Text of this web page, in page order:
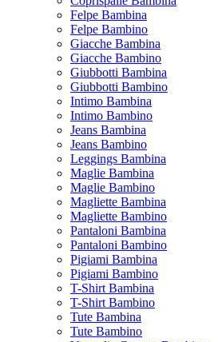
Felpe Bambina
Felpe Bambino
Giacche Bambina
Giacche Bambino
Giubbotti Bambina
Giubbotti Bambino
Intimo Bambina
Intimo Bambino
Jeans Bambina
Jeans Bambino
Leggings Bambina
Maglie Bambina
Maglie Bambino
Magliette Bambina
Magliette Bambino
Pantaloni Bambina
Pantaloni Bambino
Pigiami Bambina
Pigiami Bambino
T-Shirt Bambina
T-Shirt Bambino
Tute Bambina
Tute Bambino